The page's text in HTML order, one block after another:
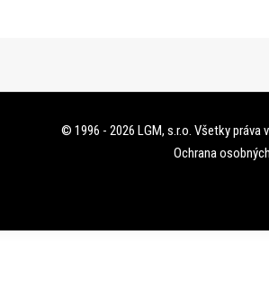
© 1996 - 2026 LGM, s.r.o. Všetky práva
Ochrana